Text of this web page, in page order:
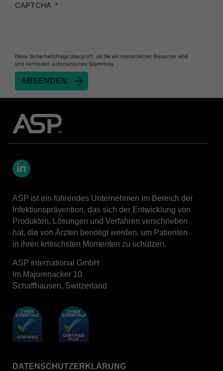
CAPTCHA
Diese Sicherheitsfrage überprüft, ob Sie ein menschlicher Besucher sind
und verhindert automatisches Spamming.
ASP ist ein führendes Unternehmen im Bereich der
Infektionsprävention, das sich der Entwicklung von
Produkten, Lösungen und Verfahren verschrieben
hat, die von Ärzten benötigt werden, um Patienten
in ihren kritischsten Momenten zu schützen.
ASP International GmbH
Im Majorenacker 10
Schaffhausen, Switzerland
DATENSCHUTZERKLÄRUNG